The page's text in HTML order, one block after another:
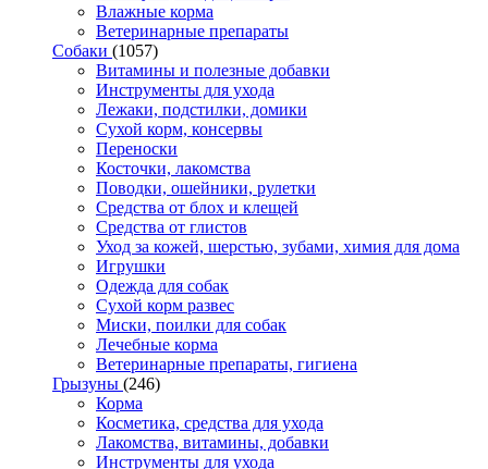
Влажные корма
Ветеринарные препараты
Собаки (1057)
Витамины и полезные добавки
Инструменты для ухода
Лежаки, подстилки, домики
Сухой корм, консервы
Переноски
Косточки, лакомства
Поводки, ошейники, рулетки
Средства от блох и клещей
Средства от глистов
Уход за кожей, шерстью, зубами, химия для дома
Игрушки
Одежда для собак
Сухой корм развес
Миски, поилки для собак
Лечебные корма
Ветеринарные препараты, гигиена
Грызуны (246)
Корма
Косметика, средства для ухода
Лакомства, витамины, добавки
Инструменты для ухода